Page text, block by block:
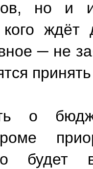
но и
ждёт
─ не
о